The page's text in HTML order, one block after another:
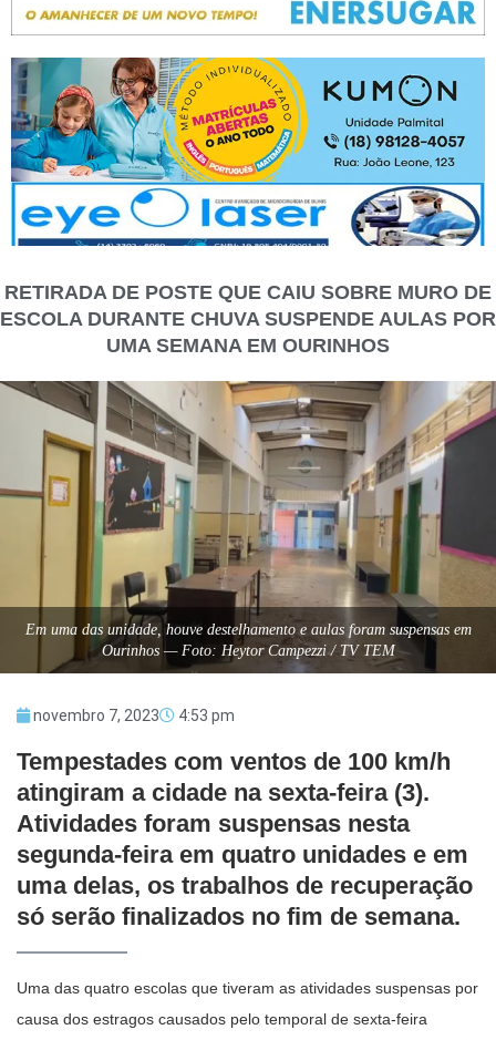
RETIRADA DE POSTE QUE CAIU SOBRE MURO DE
ESCOLA DURANTE CHUVA SUSPENDE AULAS POR
UMA SEMANA EM OURINHOS
Em uma das unidade, houve destelhamento e aulas foram suspensas em
Ourinhos — Foto: Heytor Campezzi / TV TEM
novembro 7, 2023 4:53 pm
Tempestades com ventos de 100 km/h
atingiram a cidade na sexta-feira (3).
Atividades foram suspensas nesta
segunda-feira em quatro unidades e em
uma delas, os trabalhos de recuperação
só serão finalizados no fim de semana.
Uma das quatro escolas que tiveram as atividades suspensas por
causa dos estragos causados pelo temporal de sexta-feira